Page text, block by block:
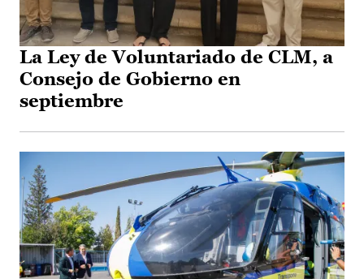
La Ley de Voluntariado de CLM, a
Consejo de Gobierno en
septiembre